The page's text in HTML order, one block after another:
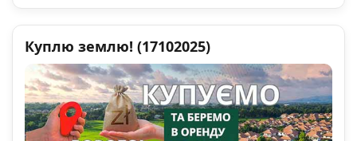
Куплю землю! (17102025)